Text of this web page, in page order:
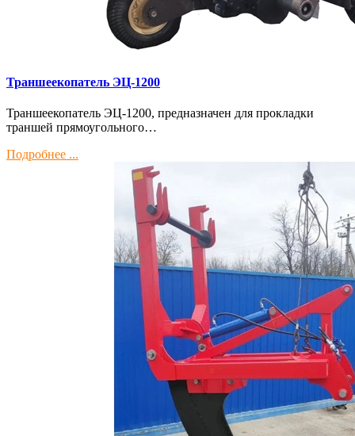
Траншеекопатель ЭЦ-1200
Траншеекопатель ЭЦ-1200, предназначен для прокладки
траншей прямоугольного…
Подробнее ...